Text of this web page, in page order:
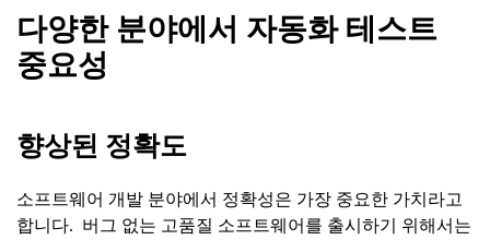
다양한 분야에서 자동화 테스트
중요성
향상된 정확도
소프트웨어 개발 분야에서 정확성은 가장 중요한 가치라고
합니다. 버그 없는 고품질 소프트웨어를 출시하기 위해서는